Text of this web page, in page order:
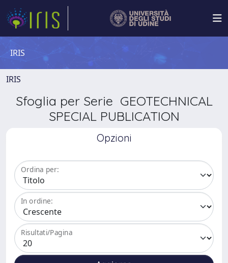
IRIS
IRIS
Sfoglia per Serie GEOTECHNICAL
SPECIAL PUBLICATION
Opzioni
Ordina per:
In ordine:
Risultati/Pagina